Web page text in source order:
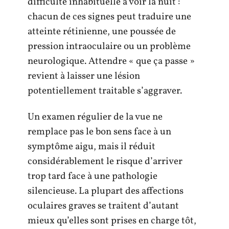
chacun de ces signes peut traduire une
atteinte rétinienne, une poussée de
pression intraoculaire ou un problème
neurologique. Attendre « que ça passe »
revient à laisser une lésion
potentiellement traitable s’aggraver.
Un examen régulier de la vue ne
remplace pas le bon sens face à un
symptôme aigu, mais il réduit
considérablement le risque d’arriver
trop tard face à une pathologie
silencieuse. La plupart des affections
oculaires graves se traitent d’autant
mieux qu’elles sont prises en charge tôt,